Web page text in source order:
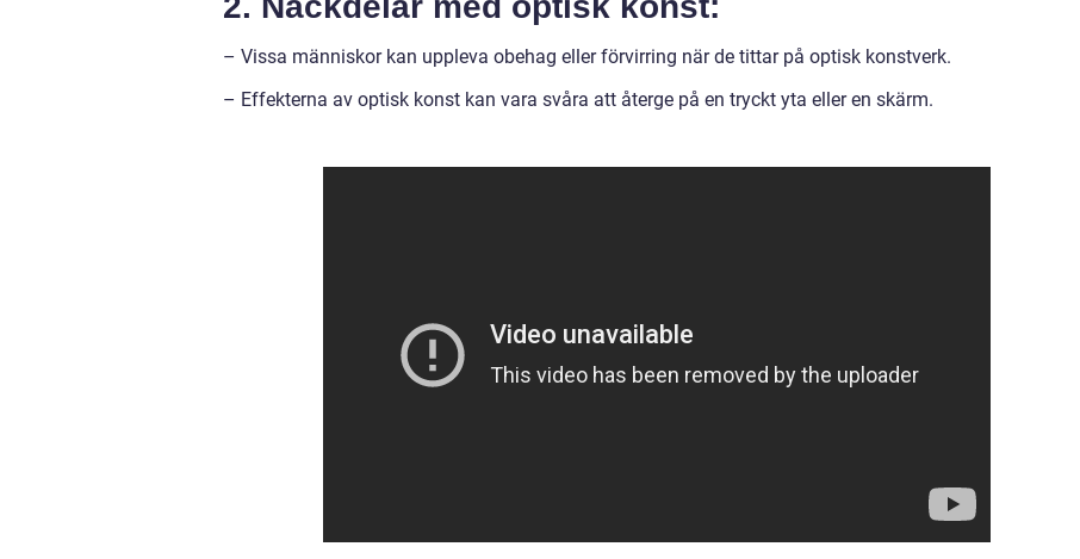
– Vissa människor kan uppleva obehag eller förvirring när de tittar på optisk konstverk.
– Effekterna av optisk konst kan vara svåra att återge på en tryckt yta eller en skärm.